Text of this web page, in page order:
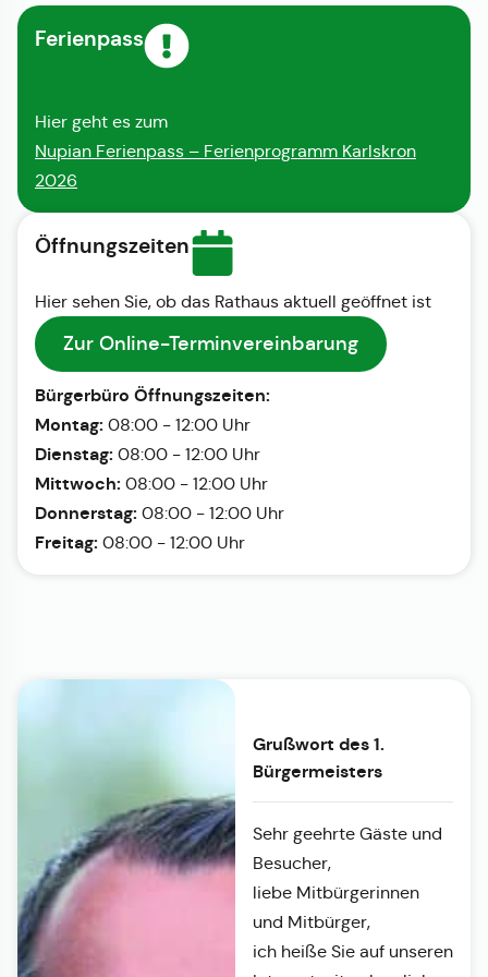
Ferienpass
Hier geht es zum
Nupian Ferienpass – Ferienprogramm Karlskron
2026
Öffnungszeiten
Hier sehen Sie, ob das Rathaus aktuell geöffnet ist
Zur Online-Terminvereinbarung
Bürgerbüro Öffnungszeiten:
Montag: 08:00 - 12:00 Uhr
Dienstag: 08:00 - 12:00 Uhr
Mittwoch: 08:00 - 12:00 Uhr
Donnerstag: 08:00 - 12:00 Uhr
Freitag: 08:00 - 12:00 Uhr
Grußwort des 1.
Bürgermeisters
Sehr geehrte Gäste und
Besucher,
liebe Mitbürgerinnen
und Mitbürger,
ich heiße Sie auf unseren